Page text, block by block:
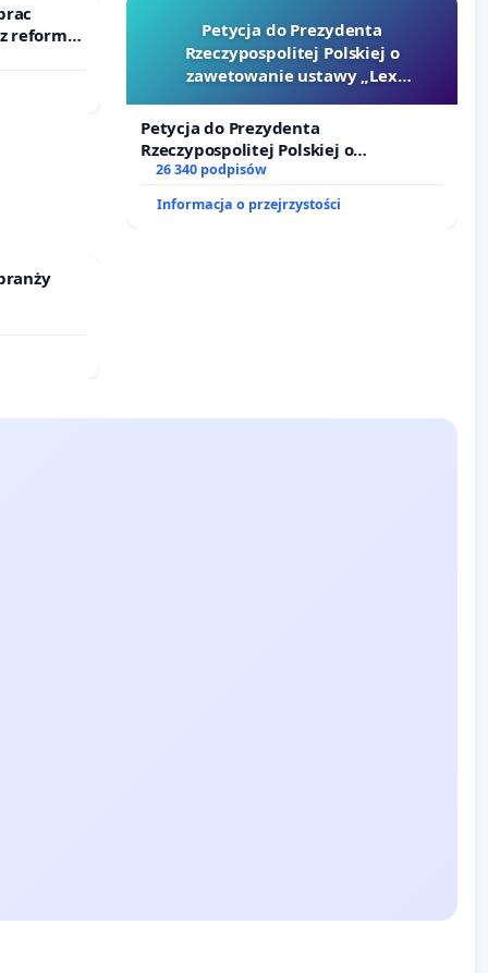
reformą
Petycja do Prezydenta
Rzeczypospolitej Polskiej o
zawetowanie ustawy „Lex
Petycja do Prezydenta
Rzeczypospolitej Polskiej o
zawetowanie ustawy „Lex Szarlatan”
26 340 podpisów
Informacja o przejrzystości